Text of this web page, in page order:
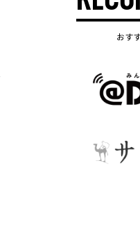
おす